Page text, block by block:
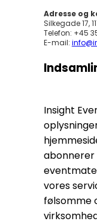
Adresse og
Silkegade 17,
Telefon: +45
E-mail:
Insight
abonnerer
vores
følsomme